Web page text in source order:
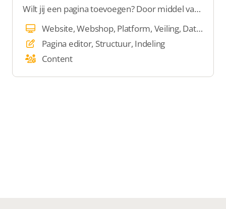
Wilt jij een pagina toevoegen? Door middel van SiteCMS is dat erg eenvoudig.
Website, Webshop, Platform, Veiling, Dating
Pagina editor, Structuur, Indeling
Content